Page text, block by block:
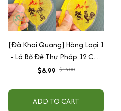
[Đã Khai Quang] Hàng Loại 1
- Lá Bồ Đề Thư Pháp 12 Con
Giáp
$8.99 $14.00
ADD TO CART